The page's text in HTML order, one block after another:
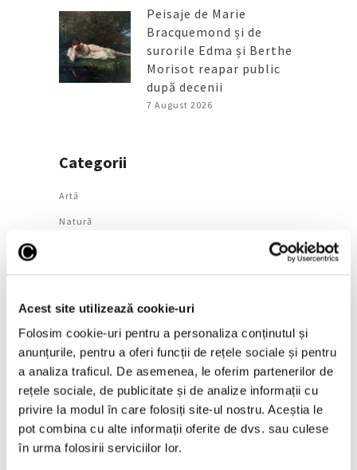
Acest site utilizează cookie-uri
Folosim cookie-uri pentru a personaliza conținutul și
anunțurile, pentru a oferi funcții de rețele sociale și pentru
a analiza traficul. De asemenea, le oferim partenerilor de
rețele sociale, de publicitate și de analize informații cu
privire la modul în care folosiți site-ul nostru. Aceștia le
pot combina cu alte informații oferite de dvs. sau culese
în urma folosirii serviciilor lor.
Peisaje de Marie
Bracquemond și de
surorile Edma și Berthe
Morisot reapar public
după decenii
7 August 2026
Categorii
Artǎ
Natură
Arhivă
August 2026